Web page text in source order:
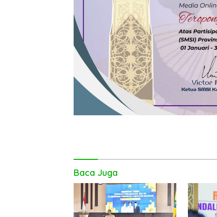
Baca Juga